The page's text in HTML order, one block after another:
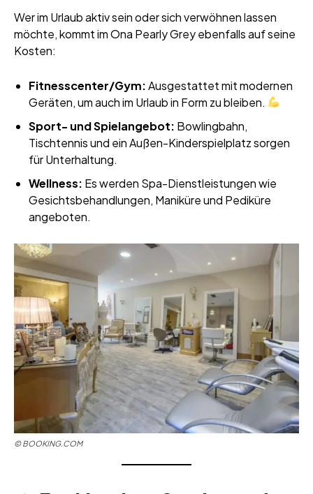
Wer im Urlaub aktiv sein oder sich verwöhnen lassen
möchte, kommt im Ona Pearly Grey ebenfalls auf seine
Kosten:
Fitnesscenter/Gym:Ausgestattet mit modernen
Geräten, um auch im Urlaub in Form zu bleiben.
Sport- und Spielangebot: Bowlingbahn,
Tischtennis und ein Außen-Kinderspielplatz sorgen
für Unterhaltung.
Wellness: Es werden Spa-Dienstleistungen wie
Gesichtsbehandlungen, Maniküre und Pediküre
angeboten.
©BOOKING.COM